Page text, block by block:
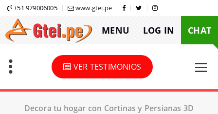
Skip
content
+51 979006005 www.gtei.pe
MENU LOG IN CHAT
VER TESTIMONIOS
Decora tu hogar con Cortinas y Persianas 3D